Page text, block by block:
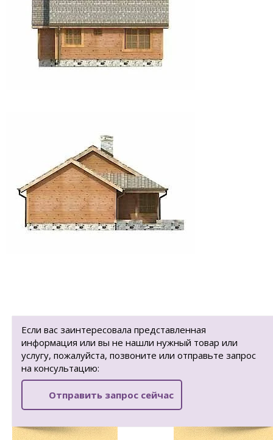
Если вас заинтересовала представленная
информация или вы не нашли нужный товар или
услугу, пожалуйста, позвоните или отправьте запрос
на консультацию:
Отправить запрос сейчас